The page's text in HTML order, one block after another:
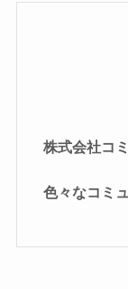
株式会社コ
色々なコミ